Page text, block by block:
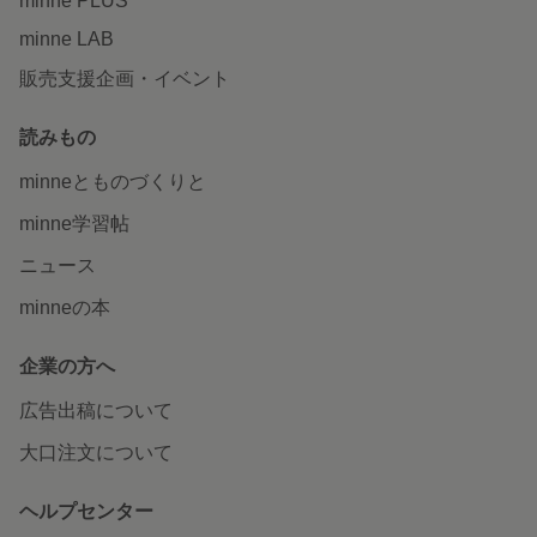
minne LAB
販売支援企画・イベント
読みもの
minneとものづくりと
minne学習帖
ニュース
minneの本
企業の方へ
広告出稿について
大口注文について
ヘルプセンター